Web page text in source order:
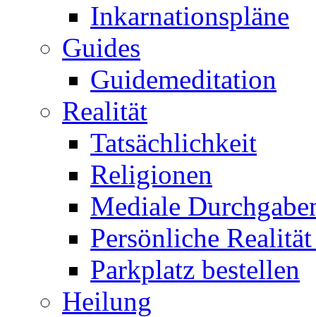
Inkarnationspläne
Guides
Guidemeditation
Realität
Tatsächlichkeit
Religionen
Mediale
Persönliche
Parkplatz bestellen
Heilung